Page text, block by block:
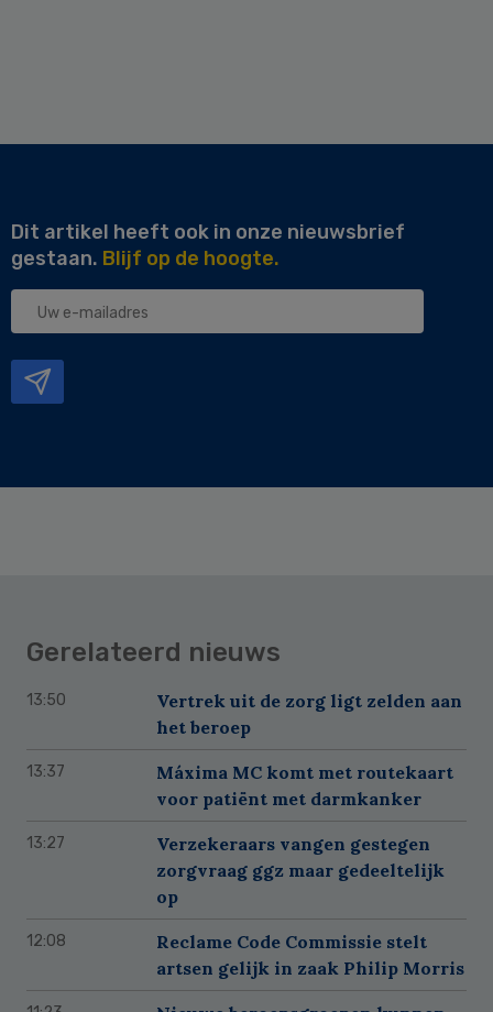
Dit artikel heeft ook in onze nieuwsbrief
gestaan. Blijf op de hoogte.
Uw
Gerelateerd nieuws
13:50
Vertrek uit de zorg ligt zelden aan
het beroep
13:37
Máxima MC komt met routekaart
voor patiënt met darmkanker
13:27
Verzekeraars vangen gestegen
zorgvraag ggz maar gedeeltelijk
op
12:08
Reclame Code Commissie stelt
artsen gelijk in zaak Philip Morris